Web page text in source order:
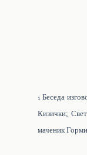
1 Беседа
Кизички;
маченик